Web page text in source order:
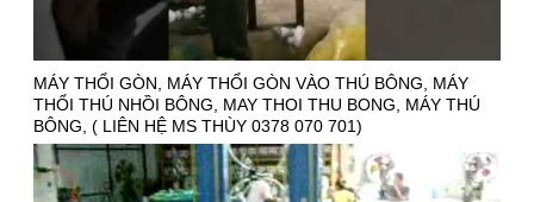
MÁY THỔI GÒN, MÁY THỔI GÒN VÀO THÚ BÔNG, MÁY
THỔI THÚ NHỒI BÔNG, MAY THOI THU BONG, MÁY THÚ
BÔNG, ( LIÊN HỆ MS THÙY 0378 070 701)